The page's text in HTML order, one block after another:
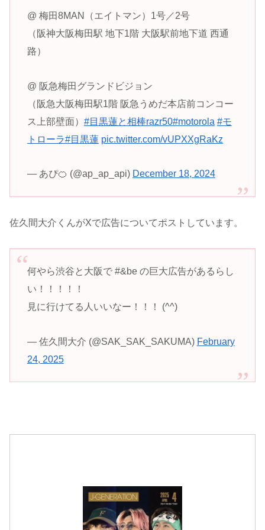
@ 梅田8MAN（エイトマン）1号／2号
（阪神大阪梅田駅 地下1階 大阪駅前地下道 西通
路）
@ 阪急梅田グランドビジョン
（阪急大阪梅田駅1階 阪急うめだ本店前コンコー
ス上部壁面） #目黒蓮と相棒razr50#motorola #モ
トローラ#目黒蓮 pic.twitter.com/vUPXXgRaKz
— あぴ🍊 (@ap_ap_api) December 18, 2024
佐久間大介くんがXで広告についてポストしています。
何やら渋谷と大阪で #&be の巨大広告があるらし
い！！！！！
見に行けてる人いいなー！！！ (^^)
— 佐久間大介 (@SAK_SAK_SAKUMA) February
24, 2025